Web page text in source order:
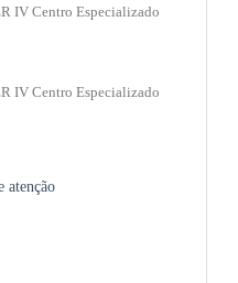
IV Centro Especializado
IV Centro Especializado
atenção